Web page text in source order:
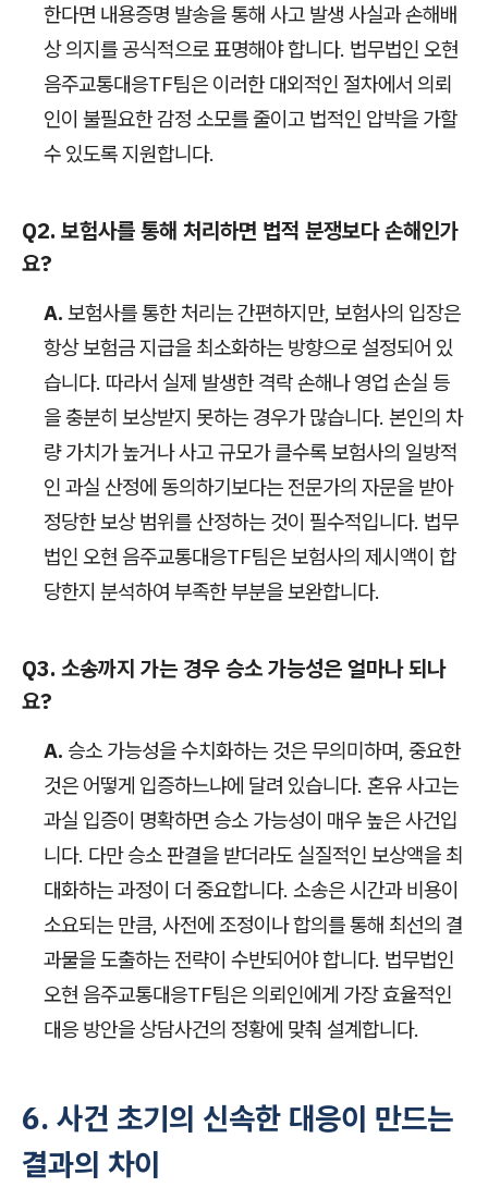
한다면 내용증명 발송을 통해 사고 발생 사실과 손해배
상 의지를 공식적으로 표명해야 합니다. 법무법인 오현
음주교통대응TF팀은 이러한 대외적인 절차에서 의뢰
인이 불필요한 감정 소모를 줄이고 법적인 압박을 가할
수 있도록 지원합니다.
Q2. 보험사를 통해 처리하면 법적 분쟁보다 손해인가
요?
A. 보험사를 통한 처리는 간편하지만, 보험사의 입장은
항상 보험금 지급을 최소화하는 방향으로 설정되어 있
습니다. 따라서 실제 발생한 격락 손해나 영업 손실 등
을 충분히 보상받지 못하는 경우가 많습니다. 본인의 차
량 가치가 높거나 사고 규모가 클수록 보험사의 일방적
인 과실 산정에 동의하기보다는 전문가의 자문을 받아
정당한 보상 범위를 산정하는 것이 필수적입니다. 법무
법인 오현 음주교통대응TF팀은 보험사의 제시액이 합
당한지 분석하여 부족한 부분을 보완합니다.
Q3. 소송까지 가는 경우 승소 가능성은 얼마나 되나
요?
A. 승소 가능성을 수치화하는 것은 무의미하며, 중요한
것은 어떻게 입증하느냐에 달려 있습니다. 혼유 사고는
과실 입증이 명확하면 승소 가능성이 매우 높은 사건입
니다. 다만 승소 판결을 받더라도 실질적인 보상액을 최
대화하는 과정이 더 중요합니다. 소송은 시간과 비용이
소요되는 만큼, 사전에 조정이나 합의를 통해 최선의 결
과물을 도출하는 전략이 수반되어야 합니다. 법무법인
오현 음주교통대응TF팀은 의뢰인에게 가장 효율적인
대응 방안을 상담사건의 정황에 맞춰 설계합니다.
6. 사건 초기의 신속한 대응이 만드는
결과의 차이